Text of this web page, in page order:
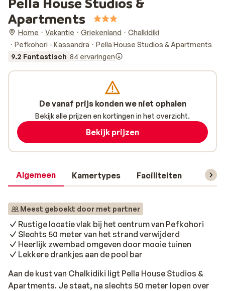
Apartments
Home Vakantie Griekenland
Chalkidiki
Pefkohori - Kassandra
Pella House Studios & Apartments
9.2 Fantastisch 84 ervaringen
Algemeen Kamertypes Faciliteiten
Meest geboekt door met partner
Rustige locatie vlak bij het centrum van Pefkohori
Slechts 50 meter van het strand verwijderd
Heerlijk zwembad omgeven door mooie tuinen
Lekkere drankjes aan de pool bar
Aan de kust van Chalkidiki ligt Pella House Studios &
Apartments. Je staat, na slechts 50 meter lopen over
De vanaf prijs konden we niet ophalen
Bekijk alle prijzen en kortingen in het overzicht.
Bekijk prijzen